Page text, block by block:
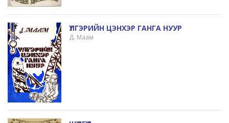
ҮЛГЭРИЙН ЦЭНХЭР ГАНГА НУУР
Д. Маам